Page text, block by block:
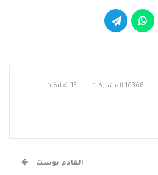
16368 المشاركات 15 تعليقات
القادم بوست